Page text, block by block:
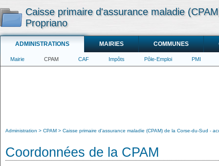
Caisse primaire d'assurance maladie
Propriano
ADMINISTRATIONS MAIRIES COMMUNES
Mairie CPAM CAF Impôts Pôle-Emploi PMI
Administration CPAM Caisse primaire d'assurance maladie (CPAM) de la Corse-du-Sud -
Coordonnées de la CPAM